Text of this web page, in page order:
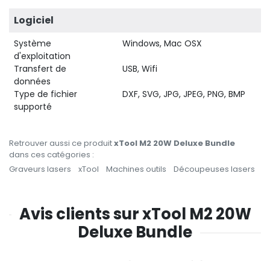
Logiciel
Système
d'exploitation
Windows, Mac OSX
Transfert de
données
USB, Wifi
Type de fichier
supporté
DXF, SVG, JPG, JPEG, PNG, BMP
Retrouver aussi ce produitxTool M2 20W Deluxe Bundle
dans ces catégories :
Graveurs lasers
xTool Machines outils Découpeuses lasers
Avis clients sur xTool M2 20W
Deluxe Bundle